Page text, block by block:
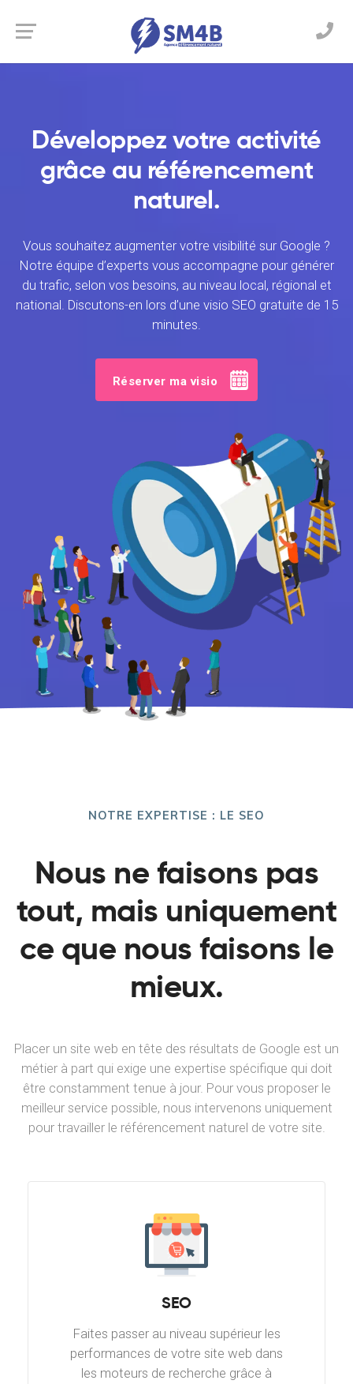
Développez votre activité
grâce au référencement
naturel.
Vous souhaitez augmenter votre visibilité sur Google ?
Notre équipe d’experts vous accompagne pour générer
du trafic, selon vos besoins, au niveau local, régional et
national. Discutons-en lors d’une visio SEO gratuite de 15
minutes.
Réserver ma visio
NOTRE EXPERTISE : LE SEO
Nous ne faisons pas
tout, mais uniquement
ce que nous faisons le
mieux.
Placer un site web en tête des résultats de Google est un
métier à part qui exige une expertise spécifique qui doit
être constamment tenue à jour. Pour vous proposer le
meilleur service possible, nous intervenons uniquement
pour travailler le référencement naturel de votre site.
SEO
Faites passer au niveau supérieur les
performances de votre site web dans
les moteurs de recherche grâce à